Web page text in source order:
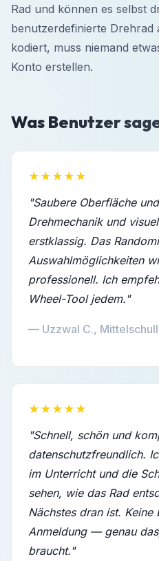
Rad und können es selbst
benutzerdefinierte Drehrad
kodiert, muss niemand
Konto erstellen.
Was Benutzer
★★★★★
"Saubere Oberfläche
Drehmechanik und
erstklassig. Das
Auswahlmöglichkeiten
professionell. Ich
Wheel-Tool jedem."
— Uzzwal C.,
★★★★★
"Schnell, schön und
datenschutzfreundlich.
im Unterricht und die
sehen, wie das Rad
Nächstes dran ist. Keine
Anmeldung — genau
braucht."